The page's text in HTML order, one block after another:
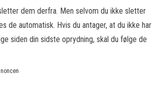
dem derfra. Men selvom du ikke sletter
de automatisk. Hvis du antager, at du ikke har
siden din sidste oprydning, skal du følge de